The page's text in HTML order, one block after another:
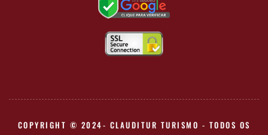
COPYRIGHT © 2024- CLAUDITUR TURISMO - TODOS OS